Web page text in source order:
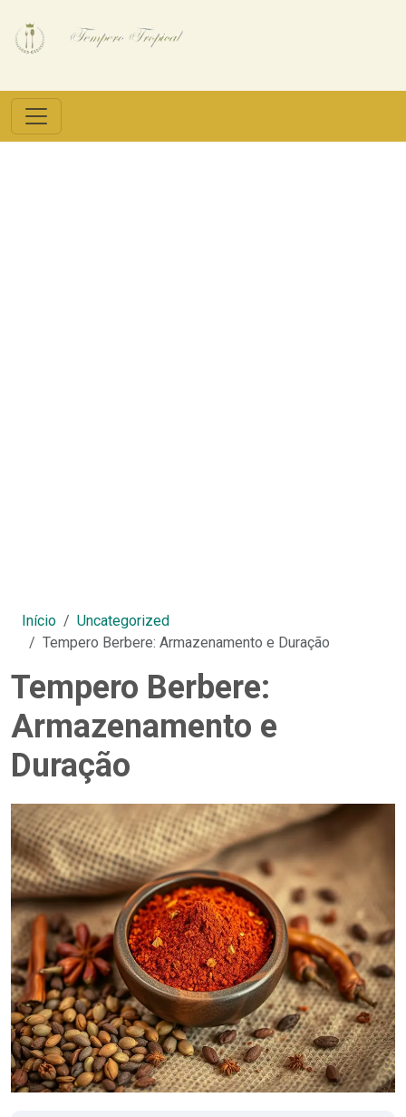
Início
Uncategorized
Tempero Berbere: Armazenamento e Duração
Tempero Berbere:
Armazenamento e
Duração